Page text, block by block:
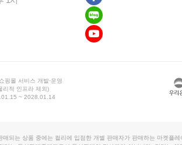
핑몰 서비스 개발·운영
리적 인프라 제외)
~ 2028.01.14
매되는 상품 중에는 컬리에 입점한 개별 판매자가 판매하는 마켓플